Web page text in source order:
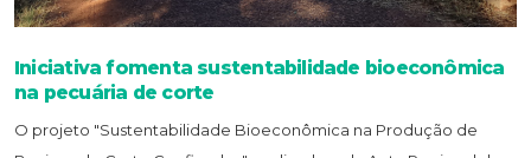
Iniciativa fomenta sustentabilidade bioeconômica
na pecuária de corte
O projeto "Sustentabilidade Bioeconômica na Produção de